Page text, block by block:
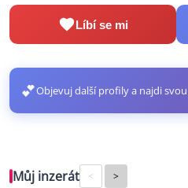
Líbí se mi
💕Objevuj další profily a najdi
Můj inzerát < >